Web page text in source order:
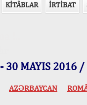
KİTÂBLAR İRTİBAT
MAYIS 2016 /
AZӘRBAYCAN